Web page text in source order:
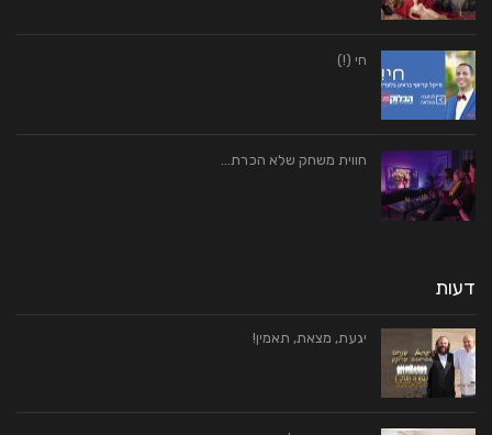
חי (!)
חווית משחק שלא הכרת…
דעות
יגעת, מצאת, תאמין!